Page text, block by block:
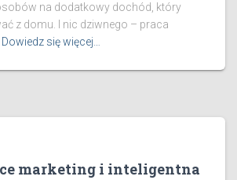
na dodatkowy dochód, który
z domu. I nic dziwnego – praca
Dowiedz się więcej…
marketing i inteligentna